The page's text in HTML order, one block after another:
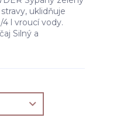
uklidňuje
4 l vroucí vody.
Silný a